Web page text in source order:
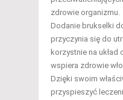
zdrowie organizmu.
Dodanie brukselki
przyczynia się do
korzystnie na
wspiera zdrowie
Dzięki swoim
przyspieszyć